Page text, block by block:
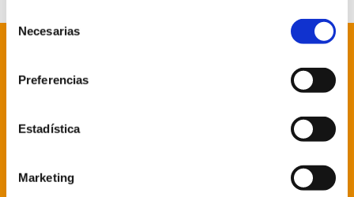
Necesarias
Preferencias
Estadística
Marketing
TorriGraphic, imprenta ubicada en Torrijos
(Toledo), con más de 20 años de experiencia